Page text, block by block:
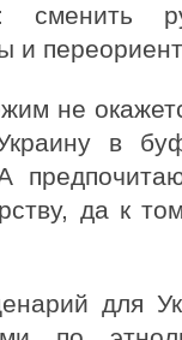
сменить
не
в
да к
для